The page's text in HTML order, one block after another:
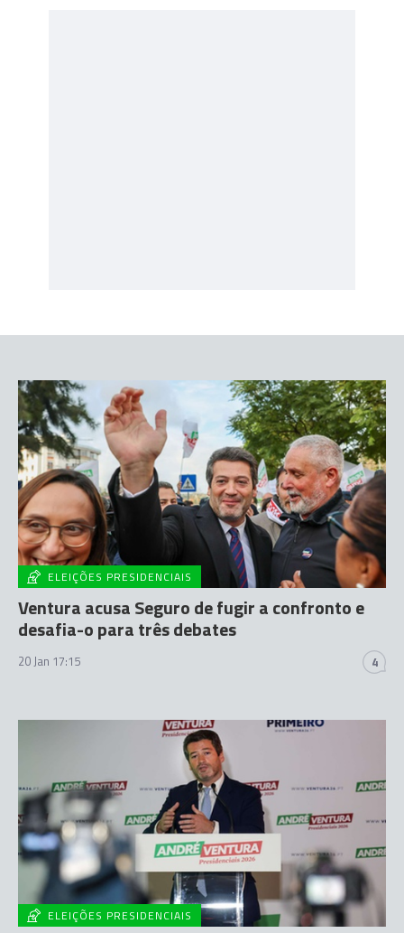
ELEIÇÕES PRESIDENCIAIS
Ventura acusa Seguro de fugir a confronto e
desafia-o para três debates
20 Jan 17:15 4
ELEIÇÕES PRESIDENCIAIS